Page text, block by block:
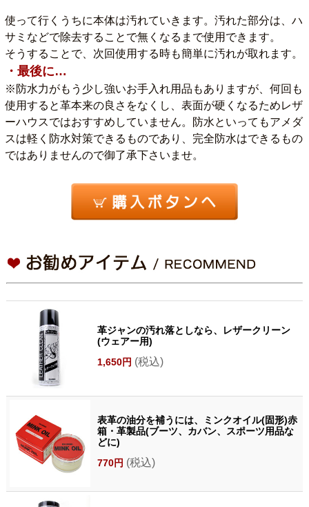
使って行くうちに本体は汚れていきます。汚れた部分は、ハ
サミなどで除去することで無くなるまで使用できます。
そうすることで、次回使用する時も簡単に汚れが取れます。
・最後に…
※防水力がもう少し強いお手入れ用品もありますが、何回も
使用すると革本来の良さをなくし、表面が硬くなるためレザ
ーハウスではおすすめしていません。防水といってもアメダ
スは軽く防水対策できるものであり、完全防水はできるもの
ではありませんので御了承下さいませ。
革ジャンの汚れ落としなら、レザークリーン
(ウェアー用)
1,650円 (税込)
表革の油分を補うには、ミンクオイル(固形)赤
箱・革製品(ブーツ、カバン、スポーツ用品な
どに)
770円 (税込)